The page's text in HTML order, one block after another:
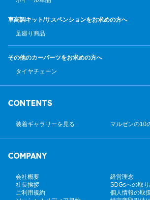
車高調キット/サスペンションをお求めの方へ
足廻り商品
その他のカーパーツをお求めの方へ
タイヤチェーン
CONTENTS
装着ギャラリーを見る マルゼンの10
COMPANY
会社概要
経営理念
社長挨拶
SDGsへの取
ご利用規約
個人情報の取